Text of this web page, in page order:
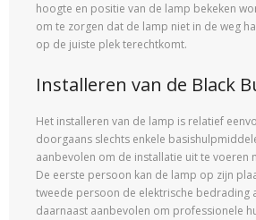
hoogte en positie van de lamp bekeken
om te zorgen dat de lamp niet in de weg
op de juiste plek terechtkomt.
Installeren van de Black
Het installeren van de lamp is relatief
doorgaans slechts enkele
aanbevolen om de installatie uit te voeren
De eerste persoon kan de lamp op zijn
tweede persoon de elektrische bedrading
daarnaast aanbevolen om professionele